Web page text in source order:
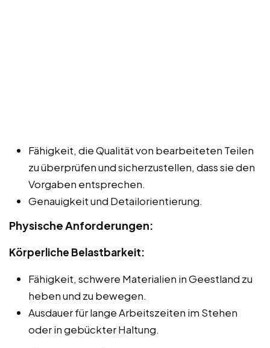
Fähigkeit, die Qualität von bearbeiteten Teilen
zu überprüfen und sicherzustellen, dass sie den
Vorgaben entsprechen.
Genauigkeit und Detailorientierung.
Physische Anforderungen:
Körperliche Belastbarkeit:
Fähigkeit, schwere Materialien in Geestland zu
heben und zu bewegen.
Ausdauer für lange Arbeitszeiten im Stehen
oder in gebückter Haltung.